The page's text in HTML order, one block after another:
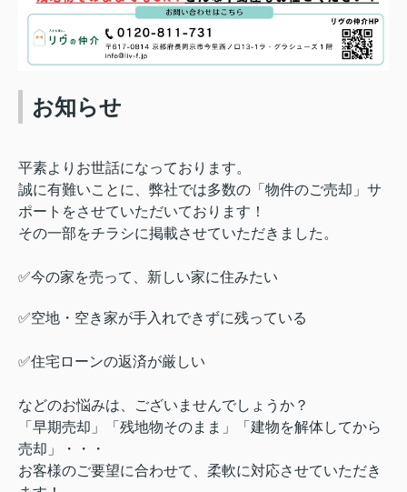
お知らせ
平素よりお世話になっております。
誠に有難いことに、弊社では多数の「物件のご売却」サ
ポートをさせていただいております！
その一部をチラシに掲載させていただきました。
✅今の家を売って、新しい家に住みたい
✅空地・空き家が手入れできずに残っている
✅住宅ローンの返済が厳しい
などのお悩みは、ございませんでしょうか？
「早期売却」「残地物そのまま」「建物を解体してから
売却」・・・
お客様のご要望に合わせて、柔軟に対応させていただき